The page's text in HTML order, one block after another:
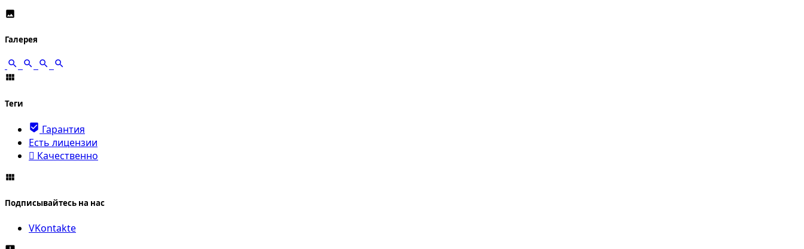
Галерея
Теги
Гарантия
Есть лицензии
Качественно
Подписывайтесь на нас
VKontakte